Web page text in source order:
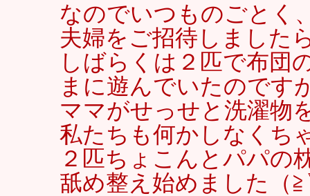
なのでいつものごと
夫婦をご招待しました
しばらくは２匹で布団
まに遊んでいたのです
ママがせっせと洗濯物
私たちも何かしなくち
２匹ちょこんとパパの
舐め整え始めました（